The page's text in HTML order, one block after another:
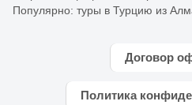
Популярно: туры в Турцию из
Договор
Политика